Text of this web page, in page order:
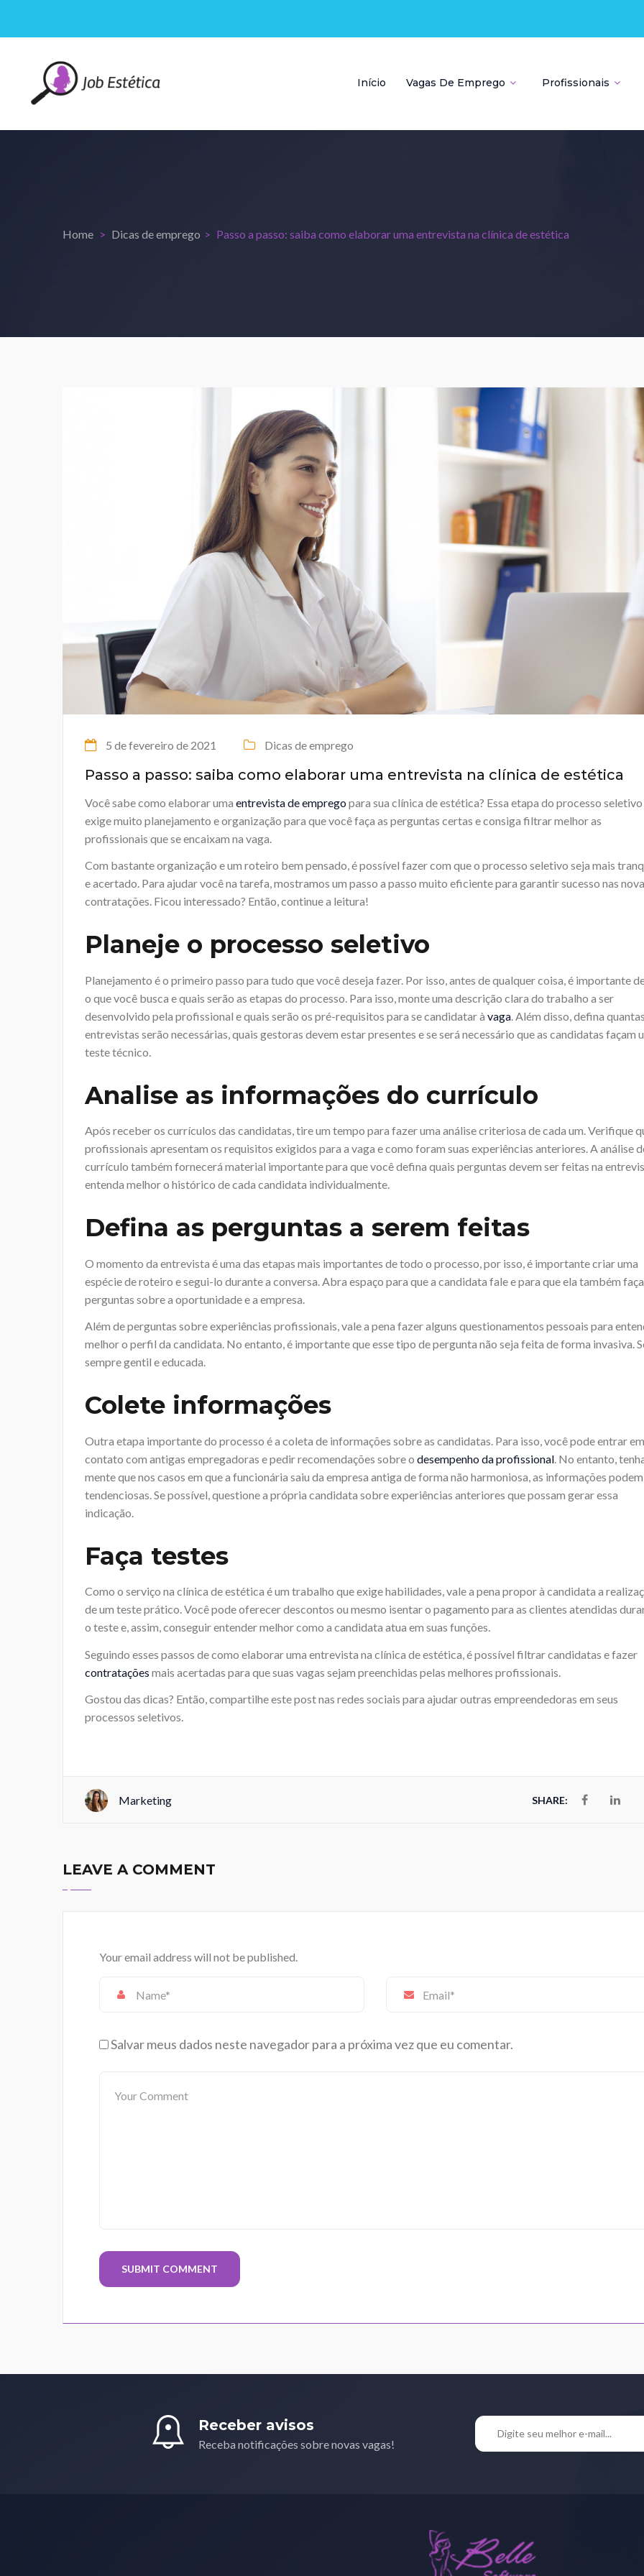
Início Vagas De Emprego Profissionais
Home Dicas de emprego Passo a passo: saiba como elaborar uma entrevista na clínica de estética
5 de fevereiro de 2021 Dicas de emprego
Passo a passo: saiba como elaborar uma entrevista na clínica de estética
Você sabe como elaborar uma entrevista de empregopara sua clínica de estética? Essa etapa do processo seletivo
exige muito planejamento e organização para que você faça as perguntas certas e consiga filtrar melhor as
profissionais que se encaixam na vaga.
Com bastante organização e um roteiro bem pensado, é possível fazer com que o processo seletivo seja mais
e acertado. Para ajudar você na tarefa, mostramos um passo a passo muito eficiente para garantir sucesso nas
contratações. Ficou interessado? Então, continue a leitura!
Planeje o processo seletivo
Planejamento é o primeiro passo para tudo que você deseja fazer. Por isso, antes de qualquer coisa, é importante
o que você busca e quais serão as etapas do processo. Para isso, monte uma descrição clara do trabalho a ser
desenvolvido pela profissional e quais serão os pré-requisitos para se candidatar à vaga . Além disso, defina
entrevistas serão necessárias, quais gestoras devem estar presentes e se será necessário que as candidatas façam
teste técnico.
Analise as informações do currículo
Após receber os currículos das candidatas, tire um tempo para fazer uma análise criteriosa de cada um. Verifique
profissionais apresentam os requisitos exigidos para a vaga e como foram suas experiências anteriores. A análise
currículo também fornecerá material importante para que você defina quais perguntas devem ser feitas na
entenda melhor o histórico de cada candidata individualmente.
Defina as perguntas a serem feitas
O momento da entrevista é uma das etapas mais importantes de todo o processo, por isso, é importante criar uma
espécie de roteiro e segui-lo durante a conversa. Abra espaço para que a candidata fale e para que ela também faça
perguntas sobre a oportunidade e a empresa.
Além de perguntas sobre experiências profissionais, vale a pena fazer alguns questionamentos pessoais para
melhor o perfil da candidata. No entanto, é importante que esse tipo de pergunta não seja feita de forma invasiva.
sempre gentil e educada.
Colete informações
Outra etapa importante do processo é a coleta de informações sobre as candidatas. Para isso, você pode entrar em
contato com antigas empregadoras e pedir recomendações sobre o desempenho da profissional . No entanto,
mente que nos casos em que a funcionária saiu da empresa antiga de forma não harmoniosa, as informações
tendenciosas. Se possível, questione a própria candidata sobre experiências anteriores que possam gerar essa
indicação.
Faça testes
Como o serviço na clínica de estética é um trabalho que exige habilidades, vale a pena propor à candidata a
de um teste prático. Você pode oferecer descontos ou mesmo isentar o pagamento para as clientes atendidas
o teste e, assim, conseguir entender melhor como a candidata atua em suas funções.
Seguindo esses passos de como elaborar uma entrevista na clínica de estética, é possível filtrar candidatas e fazer
contratações mais acertadas para que suas vagas sejam preenchidas pelas melhores profissionais.
Gostou das dicas? Então, compartilhe este post nas redes sociais para ajudar outras empreendedoras em seus
processos seletivos.
Marketing SHARE:
LEAVE A COMMENT
Your email address will not be published.
Salvar meus dados neste navegador para a próxima vez que eu comentar.
Receber avisos
Receba notificações sobre novas vagas!